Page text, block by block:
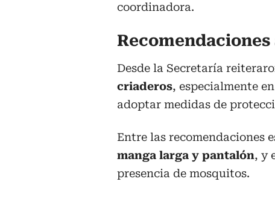
coordinadora.
Desde la Secretaría
criaderos, especialmente
adoptar medidas de
Entre las recomendaciones
manga larga y pantalón, y
presencia de mosquitos.